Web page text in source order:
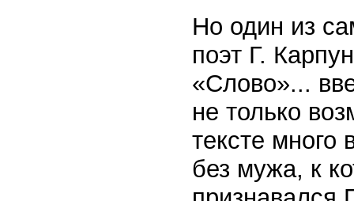
Но один из
поэт Г.
«Слово»...
не только
тексте много
без мужа, к